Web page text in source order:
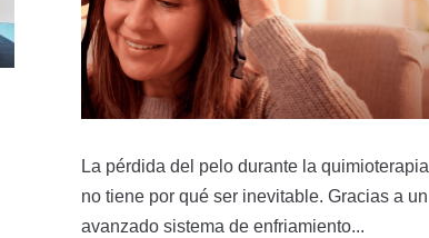
La pérdida del pelo durante la quimioterapia
no tiene por qué ser inevitable. Gracias a un
avanzado sistema de enfriamiento...